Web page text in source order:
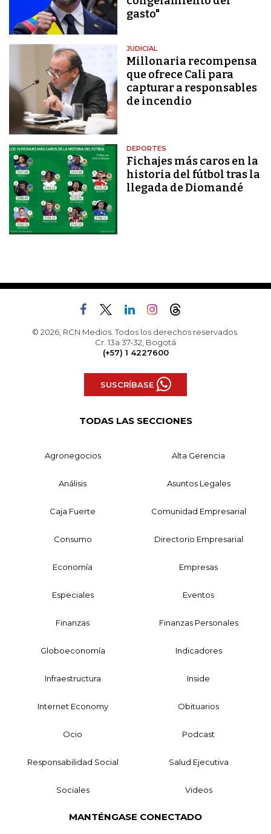
gasto"
JUDICIAL
Millonaria recompensa
que ofrece Cali para
capturar a responsables
de incendio
DEPORTES
Fichajes más caros en la
historia del fútbol tras la
llegada de Diomandé
© 2026, RCN Medios. Todos los derechos reservados.
Cr. 13a 37-32, Bogotá
(+57) 1 4227600
SUSCRÍBASE
TODAS LAS SECCIONES
Agronegocios Alta Gerencia
Análisis Asuntos Legales
Caja Fuerte Comunidad Empresarial
Consumo Directorio Empresarial
Economía Empresas
Especiales Eventos
Finanzas Finanzas Personales
Globoeconomía Indicadores
Infraestructura Inside
Internet Economy Obituarios
Ocio Podcast
Responsabilidad Social Salud Ejecutiva
Sociales Videos
MANTÉNGASE CONECTADO